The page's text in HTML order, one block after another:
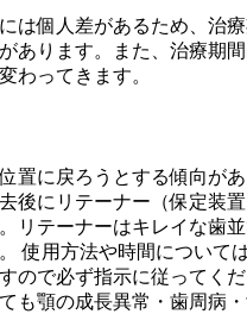
は個人差があるため、治
あります。また、治療期
わってきます。
置に戻ろうとする傾向があ
後にリテーナー（保定装
リテーナーはキレイな歯
使用方法や時間について
ので必ず指示に従ってくだ
も顎の成長異常・歯周病